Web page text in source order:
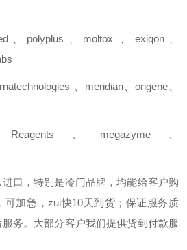
、 polyplus moltox exiqon、
meridian、 origene、
Reagents megazyme
口，特别是冷门品牌，均能给客户购
加急， zui快10天到货；保证服务质
务。大部分客户我们提供货到付款服